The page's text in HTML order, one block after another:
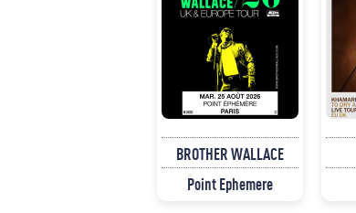
BROTHER WALLACE
Point Ephemere